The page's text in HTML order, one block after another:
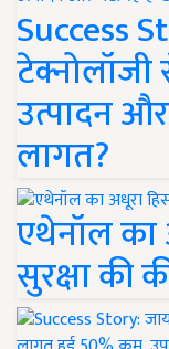
Success
उत्पादन
लागत?
एथेनॉल का
सुरक्षा की